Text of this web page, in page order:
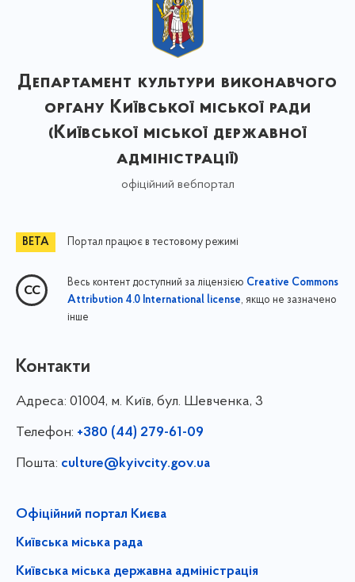
Департамент культури виконавчого
органу Київської міської ради
(Київської міської державної
адміністрації)
офіційний вебпортал
Портал працює в тестовому режимі
Весь контент доступний за ліцензією Creative Commons
Attribution 4.0 International license, якщо не зазначено
інше
Контакти
Адреса: 01004, м. Київ, бул. Шевченка, 3
Телефон: +380 (44) 279-61-09
Пошта: culture@kyivcity.gov.ua
Офіційний портал Києва
Київська міська рада
Київська міська державна адміністрація